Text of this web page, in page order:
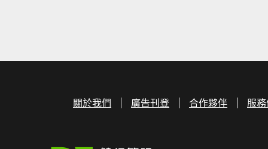
關於我們 廣告刊登 合作夥伴 服